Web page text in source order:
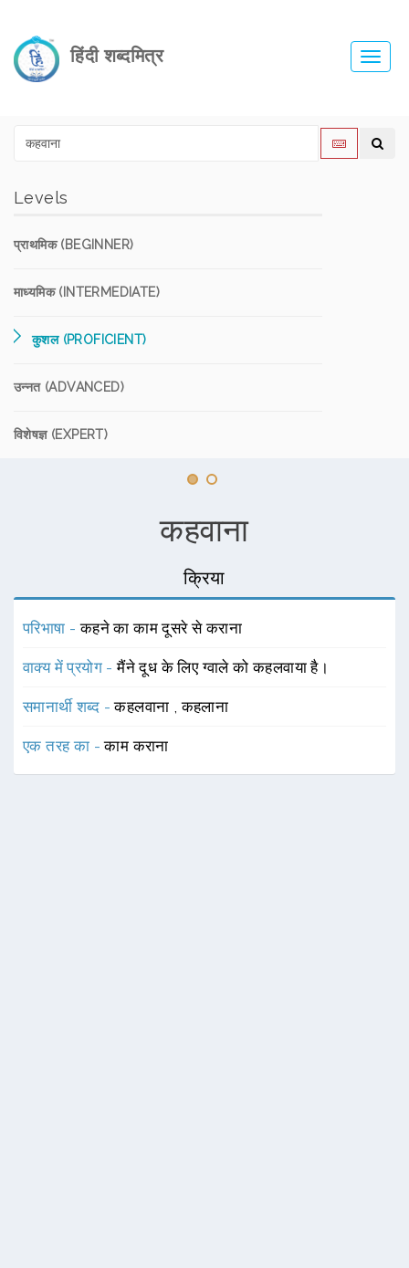
हिंदी शब्दमित्र
Levels
प्राथमिक (BEGINNER)
माध्यमिक (INTERMEDIATE)
कुशल (PROFICIENT)
उन्नत (ADVANCED)
विशेषज्ञ (EXPERT)
कहवाना
क्रिया
परिभाषा -कहने का काम दूसरे से कराना
वाक्य में प्रयोग -मैंने दूध के लिए ग्वाले को कहलवाया है।
समानार्थी शब्द -कहलवाना ,कहलाना
एक तरह का -काम कराना